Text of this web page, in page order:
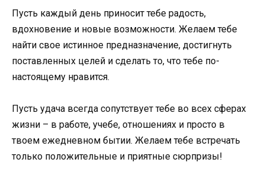
Пусть каждый день приносит тебе радость,
вдохновение и новые возможности. Желаем тебе
найти свое истинное предназначение, достигнуть
поставленных целей и сделать то, что тебе по-
настоящему нравится.
Пусть удача всегда сопутствует тебе во всех сферах
жизни – в работе, учебе, отношениях и просто в
твоем ежедневном бытии. Желаем тебе встречать
только положительные и приятные сюрпризы!